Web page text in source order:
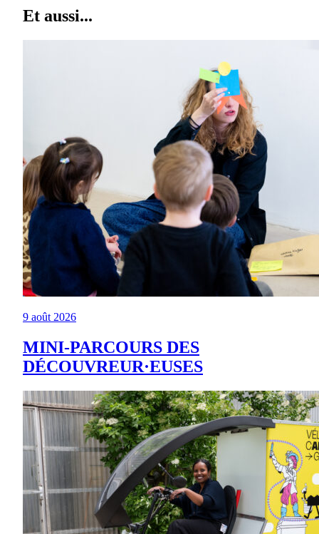
Et aussi...
9 août 2026
MINI-PARCOURS DES
DÉCOUVREUR·EUSES